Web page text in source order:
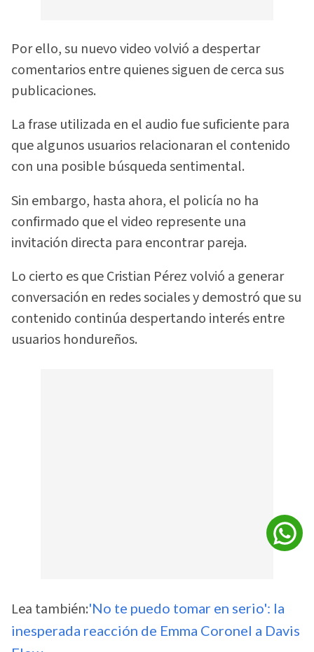
Por ello, su nuevo video volvió a despertar
comentarios entre quienes siguen de cerca sus
publicaciones.
La frase utilizada en el audio fue suficiente para
que algunos usuarios relacionaran el contenido
con una posible búsqueda sentimental.
Sin embargo, hasta ahora, el policía no ha
confirmado que el video represente una
invitación directa para encontrar pareja.
Lo cierto es que Cristian Pérez volvió a generar
conversación en redes sociales y demostró que su
contenido continúa despertando interés entre
usuarios hondureños.
Lea también:'No te puedo tomar en serio': la
inesperada reacción de Emma Coronel a Davis